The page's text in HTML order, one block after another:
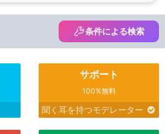
条件による検索
サポート
100%無料
聞く耳を持つモデレーター